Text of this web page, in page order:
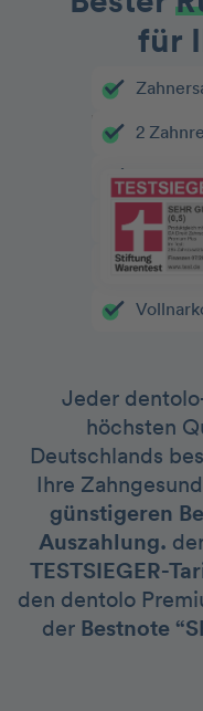
für
2
Kinder
Sofort
Jeder
höchsten
Deutschlands
Ihre
günstigeren
Auszahlung.
TESTSIEGER-
den dentolo
der Bestnote